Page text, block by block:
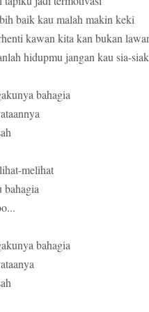
baik kau malah makin keki
kawan kita kan bukan
hidupmu jangan kau sia-
bahagia
melihat
bahagia
bahagia